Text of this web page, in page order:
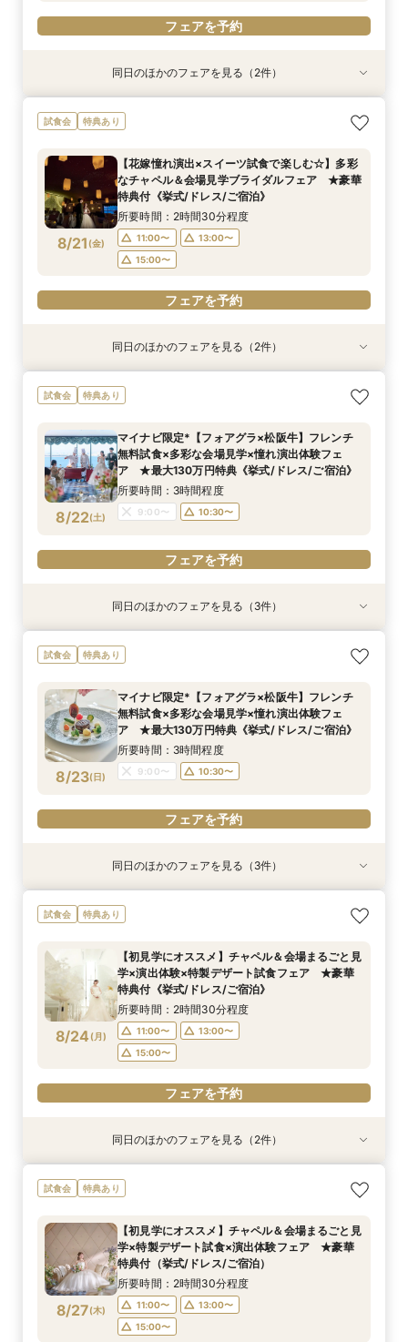
フェアを予約
特典あり
8/20 木 )
【しっかりお見積り比較×何でも相談】安心ブラ
イダル相談会 ★豪華特典付（挙式/ドレス/ご宿
所要時間：2時間30分程度
11:00〜
13:00〜
15:00〜
フェアを予約
特典あり
8/20 木 )
【最短1ヶ月の準備OK☆】少人数ウエディング相
談フェア（10名/57万円～）
11:00〜 15:00〜
フェアを予約
同日のほかのフェアを見る（2件）
試食会 特典あり
8/21 (金)
【花嫁憧れ演出×スイーツ試食で楽しむ☆】多彩
なチャペル＆会場見学ブライダルフェア ★豪華
特典付《挙式/ドレス/ご宿泊》
所要時間：2時間30分程度
11:00〜
13:00〜
15:00〜
フェアを予約
特典あり
8/21(金)
【しっかりお見積り比較×何でも相談】安心ブラ
イダル相談会 ★豪華特典付（挙式/ドレス/ご宿
所要時間：2時間30分程度
11:00〜
13:00〜
15:00〜
特典あり
8/21(金)
【最短1ヶ月の準備OK☆】少人数ウエディング相
談フェア（10名/57万円～）
11:00〜 15:00〜
フェアを予約
同日のほかのフェアを見る（2件）
試食会 特典あり
8/22(土)
マイナビ限定*【フォアグラ×松阪牛】フレンチ
無料試食×多彩な会場見学×憧れ演出体験フェ
ア ★最大130万円特典《挙式/ドレス/ご宿泊》
所要時間：3時間程度
9:00〜 10:30〜
フェアを予約
特典あり
8/22(土)
【ホテル最上階の絶景オーシャンビュー】チャペ
ル＆会場見学/スイーツ試食/憧れ演出体験フェ
所要時間：2時間30分程度
9:00〜
10:30〜
15:00〜
特典あり
8/22(土)
【しっかりお見積り比較×何でも相談】安心ブラ
イダル相談会 ★豪華特典付（挙式/ドレス/ご宿
所要時間：2時間30分程度
11:00〜
13:00〜
15:00〜
特典あり
8/22(土)
【最短1ヶ月の準備OK☆】少人数ウエディング相
談フェア（10名/57万円～）
11:00〜 15:00〜
フェアを予約
同日のほかのフェアを見る（3件）
試食会 特典あり
8/23(日)
マイナビ限定*【フォアグラ×松阪牛】フレンチ
無料試食×多彩な会場見学×憧れ演出体験フェ
ア ★最大130万円特典《挙式/ドレス/ご宿泊》
所要時間：3時間程度
9:00〜 10:30〜
フェアを予約
特典あり
8/23 (日
【絶景ロケーション×星空演出体験】多彩な会場
見学＆特製スイーツ試食付フェア ★最大130万
所要時間：2時間30分程度
9:00〜
10:30〜
15:00〜
フェアを予約
特典あり
8/23 (日
【しっかりお見積り比較×何でも相談】安心ブラ
イダル相談会 ★豪華特典付（挙式/ドレス/ご宿
所要時間：2時間30分程度
11:00〜
13:00〜
15:00〜
フェアを予約
特典あり
8/23 (日
【最短1ヶ月の準備OK☆】少人数ウエディング相
談フェア（10名/57万円～）
11:00〜 15:00〜
フェアを予約
同日のほかのフェアを見る（3件）
試食会 特典あり
8/24 (月)
【初見学にオススメ】チャペル＆会場まるごと見
学×演出体験×特製デザート試食フェア ★豪華
特典付《挙式/ドレス/ご宿泊》
所要時間：2時間30分程度
11:00〜
13:00〜
15:00〜
フェアを予約
特典あり
8/24(月)
【しっかりお見積り比較×何でも相談】安心ブラ
イダル相談会 ★豪華特典付（挙式/ドレス/ご宿
所要時間：2時間30分程度
11:00〜
13:00〜
15:00〜
フェアを予約
特典あり
8/24(月)
【最短1ヶ月の準備OK☆】少人数ウエディング相
談フェア（10名/57万円～）
11:00〜 15:00〜
フェアを予約
同日のほかのフェアを見る（2件）
試食会 特典あり
8/27(木)
【初見学にオススメ】チャペル＆会場まるごと見
学×特製デザート試食×演出体験フェア ★豪華
特典付（挙式/ドレス/ご宿泊）
所要時間：2時間30分程度
11:00〜
13:00〜
15:00〜